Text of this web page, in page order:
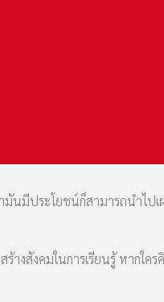
นมีประโยชน์ก็สามารถนำไปเ
างสังคมในการเรียนรู้ หากใค